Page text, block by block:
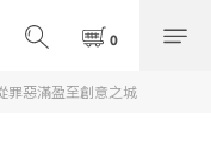
罪惡滿盈至創意之城